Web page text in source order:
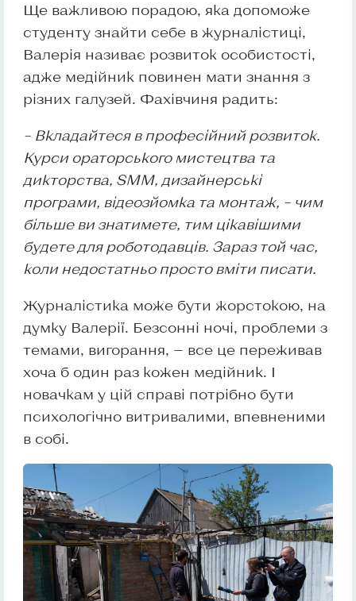
Ще важливою порадою, яка допоможе
студенту знайти себе в журналістиці,
Валерія називає розвиток особистості,
адже медійник повинен мати знання з
різних галузей. Фахівчиня радить:
– Вкладайтеся в професійний розвиток.
Курси ораторського мистецтва та
дикторства, SMM, дизайнерські
програми, відеозйомка та монтаж, – чим
більше ви знатимете, тим цікавішими
будете для роботодавців. Зараз той час,
коли недостатньо просто вміти писати.
Журналістика може бути жорстокою, на
думку Валерії. Безсонні ночі, проблеми з
темами, вигорання, — все це переживав
хоча б один раз кожен медійник. І
новачкам у цій справі потрібно бути
психологічно витривалими, впевненими
в собі.